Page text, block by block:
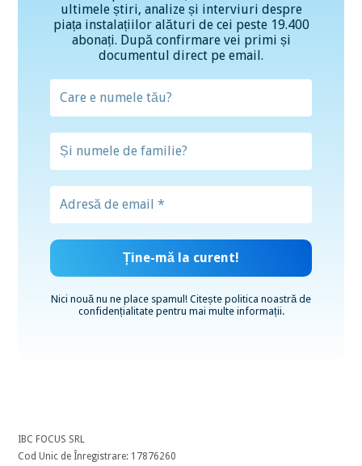
ultimele știri, analize și interviuri despre
piața instalațiilor alături de cei peste 19.400
abonați. După confirmare vei primi și
documentul direct pe email.
Nici nouă nu ne place spamul! Citește politica noastră de
confidențialitatepentru mai multe informații.
IBC FOCUS SRL
Cod Unic de Înregistrare: 17876260